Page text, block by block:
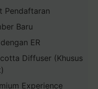
Pendaftaran
Baru
ER
Diffuser (Khusus
Experience